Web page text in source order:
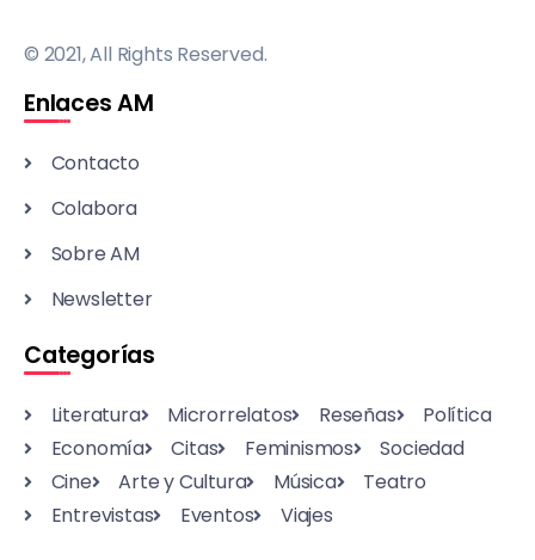
© 2021, All Rights Reserved.
Enlaces AM
Contacto
Colabora
Sobre AM
Newsletter
Categorías
Literatura Microrrelatos Reseñas
Política
Economía
Citas Feminismos
Sociedad
Cine
Arte y Cultura Música
Teatro
Entrevistas
Eventos Viajes